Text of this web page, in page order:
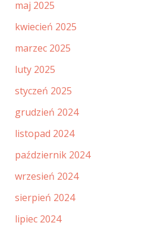
maj 2025
kwiecień 2025
marzec 2025
luty 2025
styczeń 2025
grudzień 2024
listopad 2024
październik 2024
wrzesień 2024
sierpień 2024
lipiec 2024